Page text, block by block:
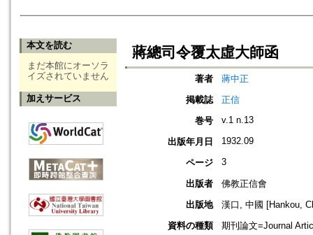
本文を読む
まだ本館にオーソラ
イズされていません
加えサービス
蔣總司令覆太虛大師函
著者
蔣中正
掲載誌
正信
巻号
v.1 n.13
出版年月日 1932.09
ページ 3
出版者
佛教正信會
出版地
漢口, 中國 [Hankou,
資料の種類
期刊論文=Journal